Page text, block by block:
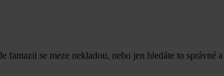
fantazii se meze nekladou, nebo jen hledáte to